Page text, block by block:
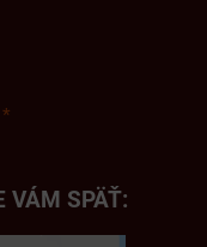
*
VÁM SPÄŤ: